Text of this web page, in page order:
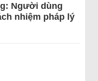
Người dùng
nhiệm pháp lý